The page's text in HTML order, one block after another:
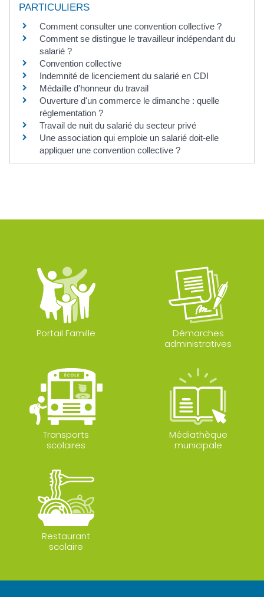
PARTICULIERS
Comment consulter une convention collective ?
Comment se distingue le travailleur indépendant du
salarié ?
Convention collective
Indemnité de licenciement du salarié en CDI
Médaille d'honneur du travail
Ouverture d'un commerce le dimanche : quelle
réglementation ?
Travail de nuit du salarié du secteur privé
Une association qui emploie un salarié doit-elle
appliquer une convention collective ?
Portail Famille
Démarches
administratives
Transports
scolaires
Médiathèque
municipale
Restaurant
scolaire